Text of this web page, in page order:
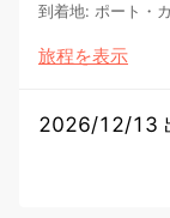
到着地: ポート・
旅程を表示
2026/12/13